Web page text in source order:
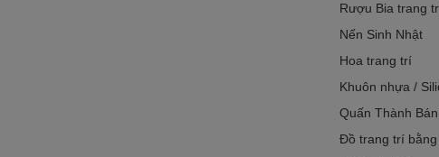
Rượu Bia trang
Nến Sinh Nhật
Hoa trang trí
Khuôn nhựa /
Quấn Thành
Đồ trang trí